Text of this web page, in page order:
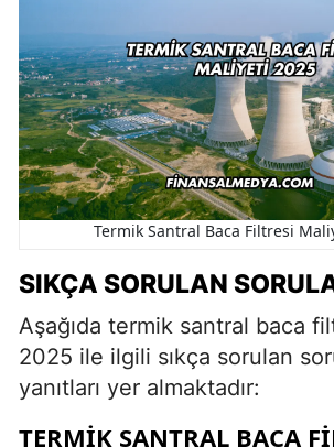
Termik Santral Baca Filtresi
SIKÇA SORULAN
Aşağıda termik santral baca
2025 ile ilgili sıkça sorulan
yanıtları yer almaktadır:
TERMIK SANTRAL BACA